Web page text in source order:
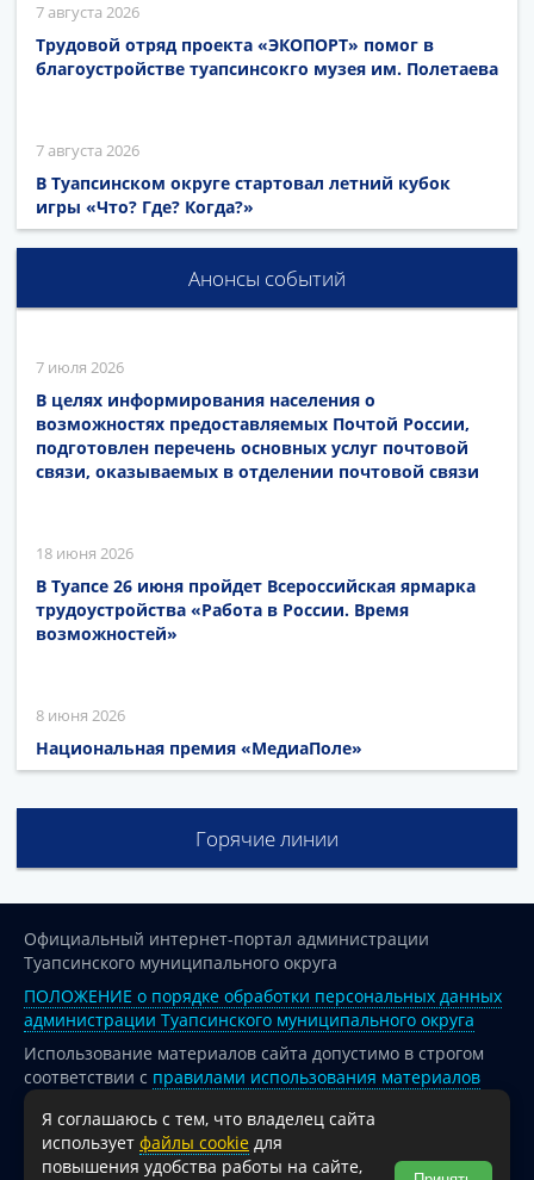
7 августа 2026
Трудовой отряд проекта «ЭКОПОРТ» помог в
благоустройстве туапсинсокго музея им. Полетаева
7 августа 2026
В Туапсинском округе стартовал летний кубок
игры «Что? Где? Когда?»
Анонсы событий
7 июля 2026
В целях информирования населения о
возможностях предоставляемых Почтой России,
подготовлен перечень основных услуг почтовой
связи, оказываемых в отделении почтовой связи
18 июня 2026
В Туапсе 26 июня пройдет Всероссийская ярмарка
трудоустройства «Работа в России. Время
возможностей»
8 июня 2026
Национальная премия «МедиаПоле»
Горячие линии
Официальный интернет-портал администрации
Туапсинского муниципального округа
ПОЛОЖЕНИЕ о порядке обработки персональных данных
администрации Туапсинского муниципального округа
Использование материалов сайта допустимо в строгом
соответствии с правилами использования материалов
опубликованных на сайте
При перепечатке и использовании информации ссылка
на источник обязательна.
Я соглашаюсь с тем, что владелец сайта
использует файлы cookie для
повышения удобства работы на сайте,